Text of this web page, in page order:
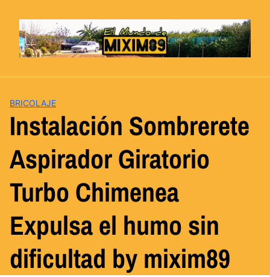
contenido
BRICOLAJE
Instalación Sombrerete
Aspirador Giratorio
Turbo Chimenea
Expulsa el humo sin
dificultad by mixim89